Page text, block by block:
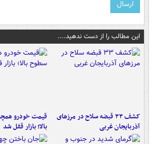
این مطالب را از دست ندهید....
کشف ۳۳ قبضه سلاح در مرزهای
آذربایجان غربی
قیمت خودرو
بالا؛ بازار قفل شد